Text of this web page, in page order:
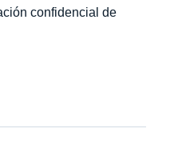
confidencial de